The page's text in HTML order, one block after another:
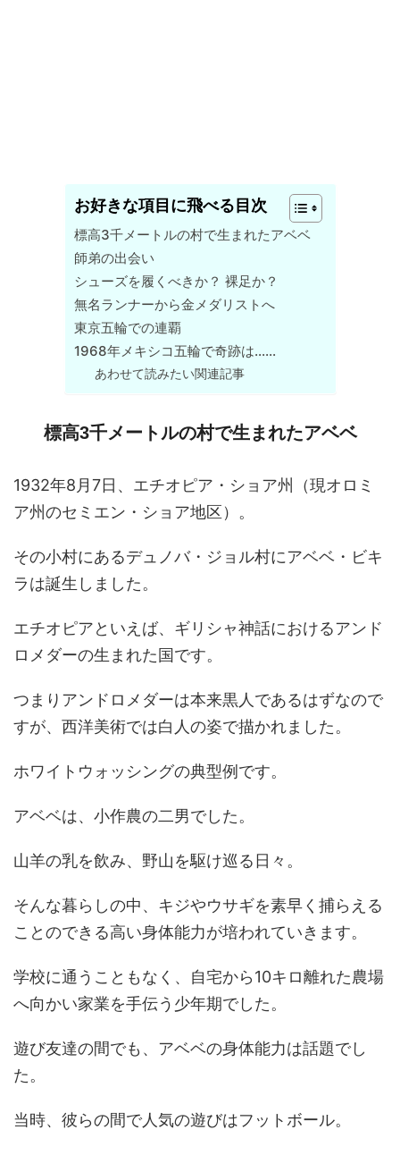
お好きな項目に飛べる目次
標高3千メートルの村で生まれたアベベ
師弟の出会い
シューズを履くべきか？ 裸足か？
無名ランナーから金メダリストへ
東京五輪での連覇
1968年メキシコ五輪で奇跡は……
あわせて読みたい関連記事
標高3千メートルの村で生まれたアベベ
1932年8月7日、エチオピア・ショア州（現オロミ
ア州のセミエン・ショア地区）。
その小村にあるデュノバ・ジョル村にアベベ・ビキ
ラは誕生しました。
エチオピアといえば、ギリシャ神話におけるアンド
ロメダーの生まれた国です。
つまりアンドロメダーは本来黒人であるはずなので
すが、西洋美術では白人の姿で描かれました。
ホワイトウォッシングの典型例です。
アベベは、小作農の二男でした。
山羊の乳を飲み、野山を駆け巡る日々。
そんな暮らしの中、キジやウサギを素早く捕らえる
ことのできる高い身体能力が培われていきます。
学校に通うこともなく、自宅から10キロ離れた農場
へ向かい家業を手伝う少年期でした。
遊び友達の間でも、アベベの身体能力は話題でし
た。
当時、彼らの間で人気の遊びはフットボール。